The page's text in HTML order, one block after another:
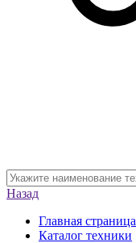
Назад
Главная страница
Каталог техники